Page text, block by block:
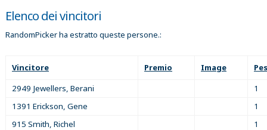
Elenco dei vincitori
RandomPicker ha estratto queste persone.:
Vincitore Premio Image
2949 Jewellers, Berani
1
1391 Erickson, Gene
1
915 Smith, Richel
1